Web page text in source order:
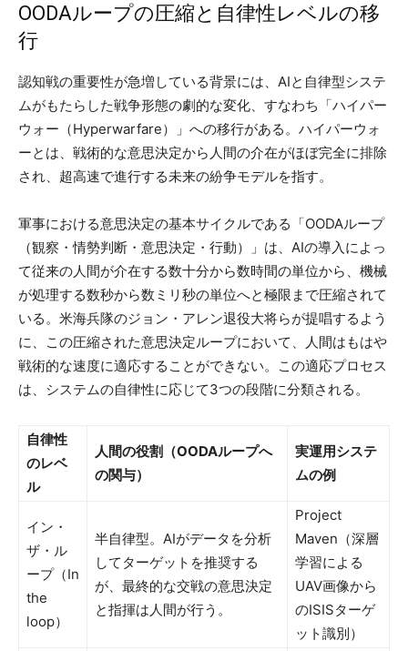
OODAループの圧縮と自律性レベルの移
行
認知戦の重要性が急増している背景には、AIと自律型システ
ムがもたらした戦争形態の劇的な変化、すなわち「ハイパー
ウォー（Hyperwarfare）」への移行がある。ハイパーウォ
ーとは、戦術的な意思決定から人間の介在がほぼ完全に排除
され、超高速で進行する未来の紛争モデルを指す。
軍事における意思決定の基本サイクルである「OODAループ
（観察・情勢判断・意思決定・行動）」は、AIの導入によっ
て従来の人間が介在する数十分から数時間の単位から、機械
が処理する数秒から数ミリ秒の単位へと極限まで圧縮されて
いる。米海兵隊のジョン・アレン退役大将らが提唱するよう
に、この圧縮された意思決定ループにおいて、人間はもはや
戦術的な速度に適応することができない。この適応プロセス
は、システムの自律性に応じて3つの段階に分類される。
自律性
のレベ
ル
人間の役割（OODAループへ
の関与）
実運用システ
ムの例
イン・
ザ・ル
ープ（In
the
loop）
半自律型。AIがデータを分析
してターゲットを推奨する
が、最終的な交戦の意思決定
と指揮は人間が行う。
Project
Maven（深層
学習による
UAV画像から
のISISターゲ
ット識別）